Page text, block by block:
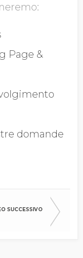
Page &
domande
SUCCESSIVO